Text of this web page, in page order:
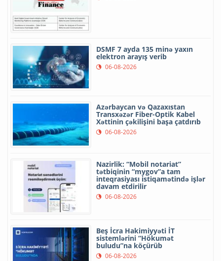
DSMF 7 ayda 135 minə yaxın
elektron arayış verib
06-08-2026
Azərbaycan və Qazaxıstan
Transxəzər Fiber-Optik Kabel
Xəttinin çəkilişini başa çatdırıb
06-08-2026
Nazirlik: “Mobil notariat”
tətbiqinin “mygov”a tam
inteqrasiyası istiqamətində işlər
davam etdirilir
06-08-2026
Beş İcra Hakimiyyəti İT
sistemlərini “Hökumət
buludu”na köçürüb
06-08-2026